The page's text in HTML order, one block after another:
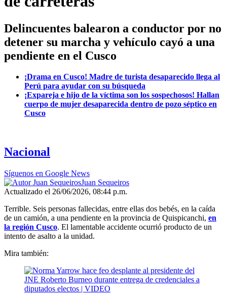
Delincuentes balearon a conductor por no
detener su marcha y vehículo cayó a una
pendiente en el Cusco
¡Drama en Cusco! Madre de turista desaparecido llega al
Perú para ayudar con su búsqueda
¡Expareja e hijo de la víctima son los sospechosos! Hallan
cuerpo de mujer desaparecida dentro de pozo séptico en
Cusco
Nacional
Síguenos en Google News
Juan Sequeiros
Actualizado el 26/06/2026, 08:44 p.m.
Terrible. Seis personas fallecidas, entre ellas dos bebés, en la caída
de un camión, a una pendiente en la provincia de Quispicanchi, en
la región Cusco. El lamentable accidente ocurrió producto de un
intento de asalto a la unidad.
Mira también: